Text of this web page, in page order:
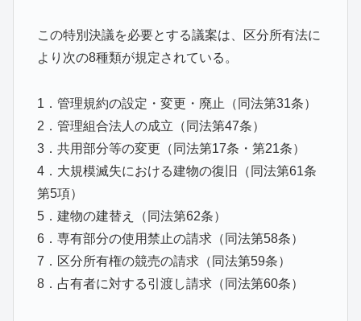
この特別決議を必要とする議案は、区分所有法に
より次の8種類が規定されている。
1．管理規約の設定・変更・廃止（同法第31条）
2．管理組合法人の成立（同法第47条）
3．共用部分等の変更（同法第17条・第21条）
4．大規模滅失における建物の復旧（同法第61条
第5項）
5．建物の建替え（同法第62条）
6．専有部分の使用禁止の請求（同法第58条）
7．区分所有権の競売の請求（同法第59条）
8．占有者に対する引渡し請求（同法第60条）